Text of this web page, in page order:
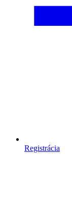
Registrácia